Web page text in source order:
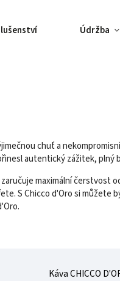
Údržba
chuť a
autentický zážitek, plný
maximální
S Chicco d'Oro si
Káva CHICCO